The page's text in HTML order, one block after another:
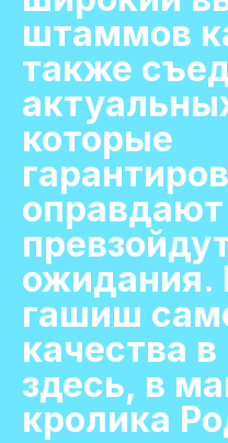
штаммов
также
которые
ожидания.
гашиш
качества
здесь, в
кролика